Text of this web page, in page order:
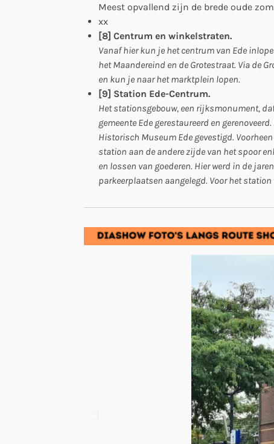
Meest opvallend zijn de brede oude
xx
[8] Centrum en winkelstraten.
Vanaf hier kun je het centrum van Ede
het Maandereind en de Grotestraat. Via de
en kun je naar het marktplein lopen.
[9] Station Ede-Centrum.
Het stationsgebouw, een rijksmonument,
gemeente Ede gerestaureerd en
Historisch Museum Ede gevestigd.
station aan de andere zijde van het spoor
en lossen van goederen. Hier werd in de
parkeerplaatsen aangelegd. Voor het